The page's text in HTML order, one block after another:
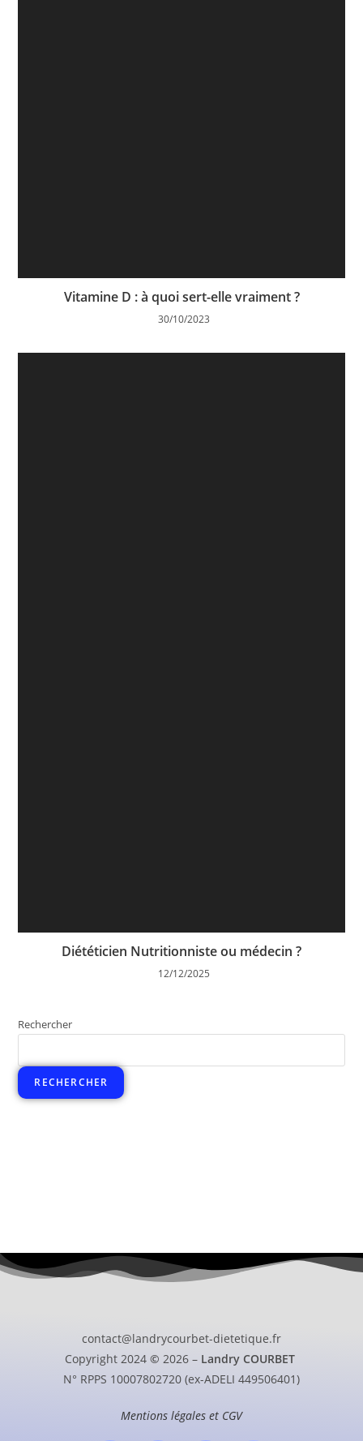
Vitamine D : à quoi sert-elle vraiment ?
30/10/2023
Diététicien Nutritionniste ou médecin ?
12/12/2025
Rechercher
RECHERCHER
contact@landrycourbet-dietetique.fr
Copyright 2024 © 2026 – Landry COURBET
N° RPPS 10007802720 (ex-ADELI 449506401)
Mentions légales et CGV